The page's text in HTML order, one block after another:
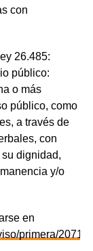
con
26.485:
público:
o más
público, como
a través de
con
dignidad,
y/o
en
primera/